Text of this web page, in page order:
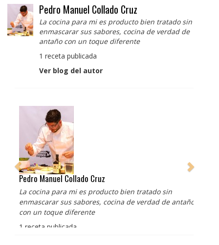
Pedro Manuel Collado Cruz
La cocina para mi es producto bien tratado sin
enmascarar sus sabores, cocina de verdad de
antaño con un toque diferente
1 receta publicada
Ver blog del autor
Pedro Manuel Collado Cruz
La cocina para mi es producto bien tratado sin
enmascarar sus sabores, cocina de verdad de antaño
con un toque diferente
1 receta publicada